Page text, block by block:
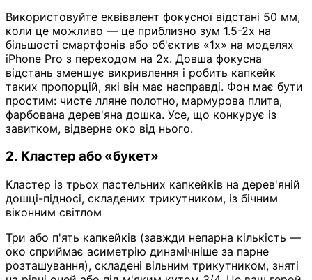
Використовуйте еквівалент фокусної відстані 50 мм,
коли це можливо — це приблизно зум 1.5-2x на
більшості смартфонів або об'єктив «1x» на моделях
iPhone Pro з переходом на 2x. Довша фокусна
відстань зменшує викривлення і робить капкейк
таких пропорцій, які він має насправді. Фон має бути
простим: чисте лляне полотно, мармурова плита,
фарбована дерев'яна дошка. Усе, що конкурує із
завитком, відверне око від нього.
2. Кластер або «букет»
Кластер із трьох пастельних капкейків на дерев'яній
дошці-підносі, складених трикутником, із бічним
віконним світлом
Три або п'ять капкейків (завжди непарна кількість —
око сприймає асиметрію динамічніше за парне
розташування), складені вільним трикутником, зняті